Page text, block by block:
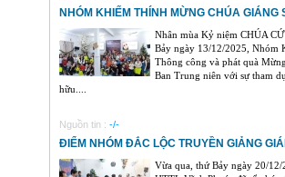
NHÓM KHIẾM THÍNH MỪNG CHÚA GIÁNG
Nhân mùa Kỷ niệm CHÚA
Bảy ngày 13/12/2025, Nhóm
Thông công và phát quà
Ban Trung niên với sự tham
hữu....
Nguồn tin : -/-
ĐIỂM NHÓM ĐẮC LỘC TRUYỀN GIẢNG
Vừa qua, thứ Bảy ngày 20/